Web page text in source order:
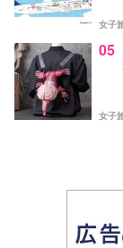
女子
05
女子